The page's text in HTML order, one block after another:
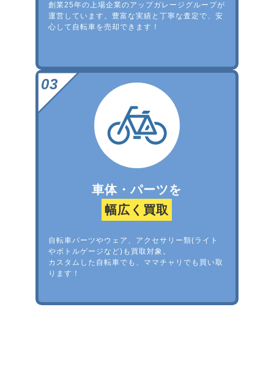
創業25年の上場企業のアップガレージグループが
運営しています。豊富な実績と丁寧な査定で、安
心して自転車を売却できます！
車体・パーツを
幅広く買取
自転車パーツやウェア、アクセサリー類(ライト
やボトルゲージなど)も買取対象。
カスタムした自転車でも、ママチャリでも買い取
ります！